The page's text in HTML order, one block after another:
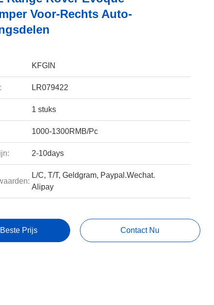
Voor-Rechts Auto-
KFGIN
LR079422
1 stuks
1000-1300RMB/Pc
2-10days
L/C, T/T, Geldgram, Paypal.Wechat.
Alipay
Prijs Contact Nu